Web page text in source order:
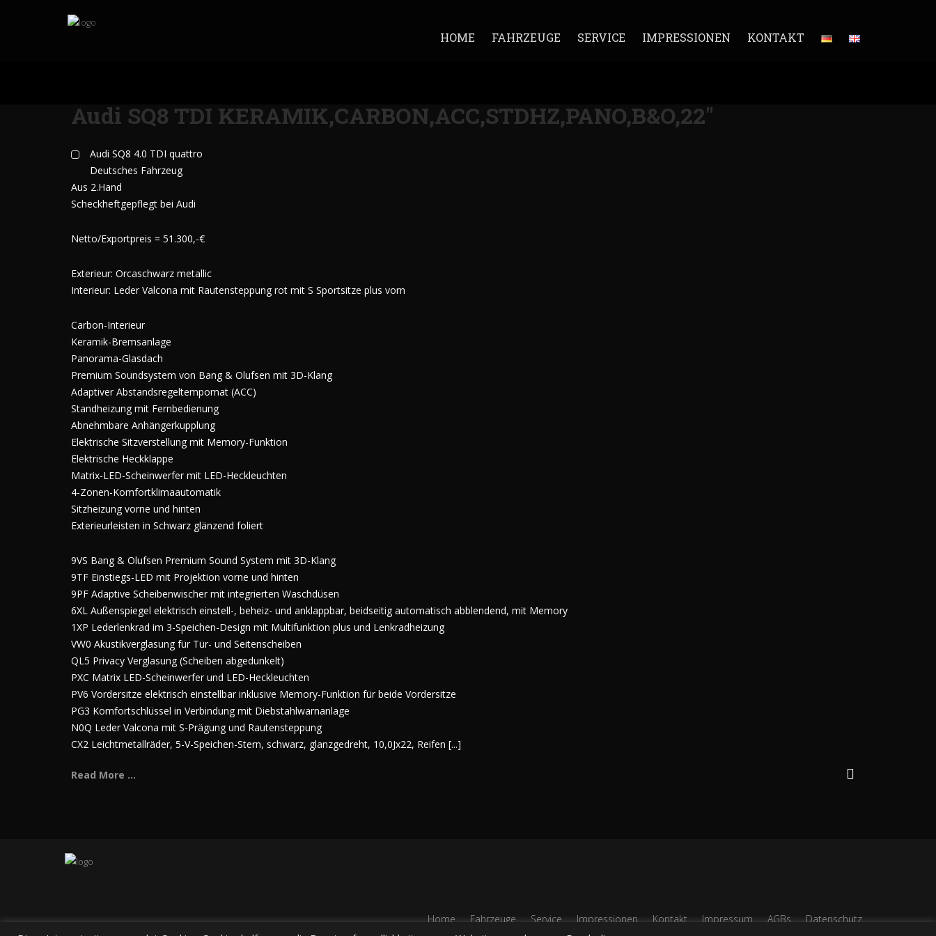
HOME FAHRZEUGE SERVICE IMPRESSIONEN KONTAKT
Audi SQ8 TDI KERAMIK,CARBON,ACC,STDHZ,PANO,B&O,22"
Audi SQ8 4.0 TDI quattro
Deutsches Fahrzeug
Aus 2.Hand
Scheckheftgepflegt bei Audi
Netto/Exportpreis = 51.300,-€
Exterieur: Orcaschwarz metallic
Interieur: Leder Valcona mit Rautensteppung rot mit S Sportsitze plus vorn
Carbon-Interieur
Keramik-Bremsanlage
Panorama-Glasdach
Premium Soundsystem von Bang & Olufsen mit 3D-Klang
Adaptiver Abstandsregeltempomat (ACC)
Standheizung mit Fernbedienung
Abnehmbare Anhängerkupplung
Elektrische Sitzverstellung mit Memory-Funktion
Elektrische Heckklappe
Matrix-LED-Scheinwerfer mit LED-Heckleuchten
4-Zonen-Komfortklimaautomatik
Sitzheizung vorne und hinten
Exterieurleisten in Schwarz glänzend foliert
9VS Bang & Olufsen Premium Sound System mit 3D-Klang
9TF Einstiegs-LED mit Projektion vorne und hinten
9PF Adaptive Scheibenwischer mit integrierten Waschdüsen
6XL Außenspiegel elektrisch einstell-, beheiz- und anklappbar, beidseitig automatisch abblendend, mit Memory
1XP Lederlenkrad im 3-Speichen-Design mit Multifunktion plus und Lenkradheizung
VW0 Akustikverglasung für Tür- und Seitenscheiben
QL5 Privacy Verglasung (Scheiben abgedunkelt)
PXC Matrix LED-Scheinwerfer und LED-Heckleuchten
PV6 Vordersitze elektrisch einstellbar inklusive Memory-Funktion für beide Vordersitze
PG3 Komfortschlüssel in Verbindung mit Diebstahlwarnanlage
N0Q Leder Valcona mit S-Prägung und Rautensteppung
CX2 Leichtmetallräder, 5-V-Speichen-Stern, schwarz, glanzgedreht, 10,0Jx22, Reifen [...]
Read More ...
Home Fahrzeuge Service Impressionen Kontakt Impressum AGBs Datenschutz